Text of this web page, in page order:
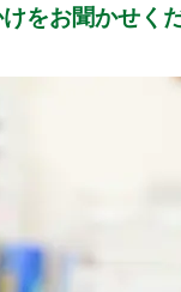
をお聞かせく